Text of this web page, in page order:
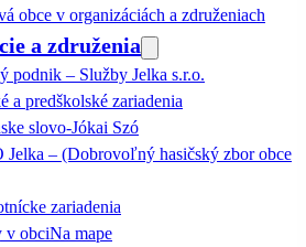
obce v organizáciách a združeniach
a združenia
podnik – Služby Jelka s.r.o.
a predškolské zariadenia
slovo-Jókai Szó
Jelka – (Dobrovoľný hasičský zbor obce
zariadenia
v obciNa mape